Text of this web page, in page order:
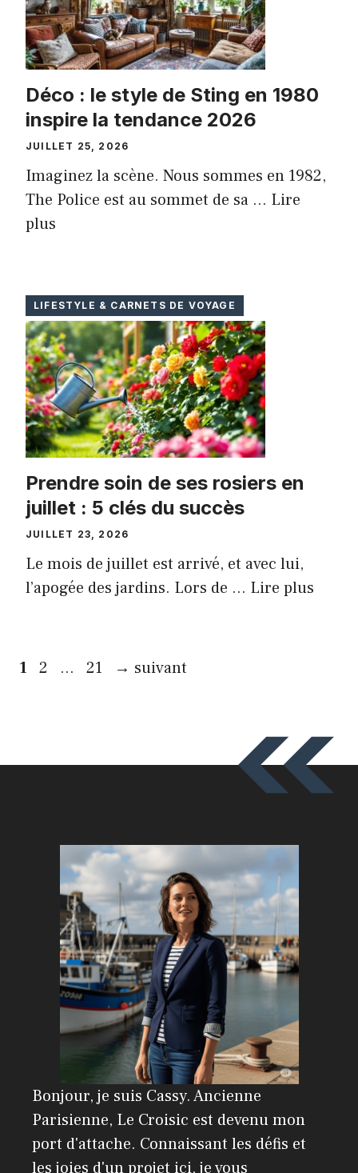
Déco : le style de Sting en 1980
inspire la tendance 2026
JUILLET 25, 2026
Imaginez la scène. Nous sommes en 1982,
The Police est au sommet de sa ... Lire
plus
LIFESTYLE & CARNETS DE VOYAGE
Prendre soin de ses rosiers en
juillet : 5 clés du succès
JUILLET 23, 2026
Le mois de juillet est arrivé, et avec lui,
l’apogée des jardins. Lors de ... Lire plus
Page
1 Page
2 … Page
21 → suivant
Bonjour, je suis Cassy. Ancienne
Parisienne, Le Croisic est devenu mon
port d'attache. Connaissant les défis et
les joies d'un projet ici, je vous